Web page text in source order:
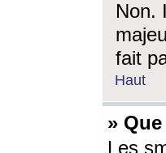
Non.
fait
Haut
»
Les